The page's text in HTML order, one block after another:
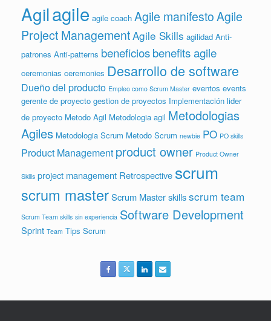
Agilagile agile coach Agile manifestoAgile
Project ManagementAgile Skills agilidad Anti-
patrones Anti-patterns beneficiosbenefits agile
ceremonias ceremonies Desarrollo de software
Dueño del producto Empleo como Scrum Master eventos events
gerente de proyecto gestion de proyectos Implementación lider
de proyecto Metodo Agil Metodologia agil Metodologias
Agiles Metodologia Scrum Metodo Scrum newbie PO PO skills
Product Management product owner Product Owner
Skills project management Retrospective scrum
scrum masterScrum Master skillsscrum team
Scrum Team skills sin experiencia Software Development
Sprint Team Tips Scrum